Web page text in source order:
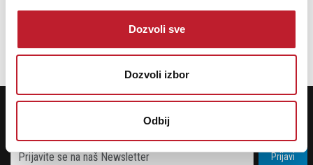
Dozvoli sve
Dozvoli izbor
Odbij
POTREBNA VAM JE POMOĆ? POZOVITE NAS!
Ukoliko želite da dobijete najnovije informacije o novitetima i popustima,
Prijavi